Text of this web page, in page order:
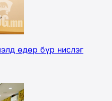
өдөр бүр нислэг